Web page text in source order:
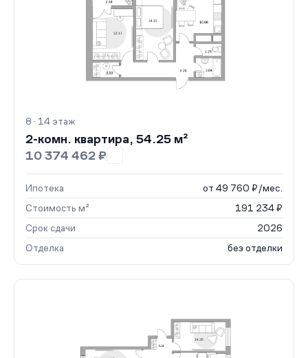
8 · 14 этаж
2-комн. квартира, 54.25 м²
10 374 462 ₽
Ипотека
от 49 760 ₽/мес.
Стоимость м²
191 234 ₽
Срок сдачи
2026
Отделка
без отделки